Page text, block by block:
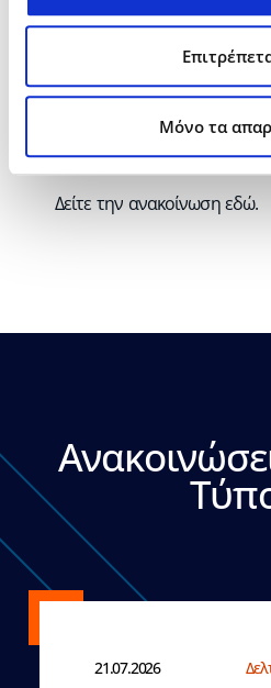
Mόνο τα
επιχειρηματικού λογισμικού
επικοινωνήστε: Τμήμα
Τηλ.+30211 5007000 – email:
Δείτε την ανακοίνωσηεδώ.
21.07.2026